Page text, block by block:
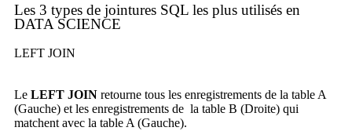
Les 3 types de jointures SQL les plus utilisés en
DATA SCIENCE
LEFT JOIN
Le LEFT JOIN retourne tous les enregistrements de la table A
(Gauche) et les enregistrements de la table B (Droite) qui
matchent avec la table A (Gauche).